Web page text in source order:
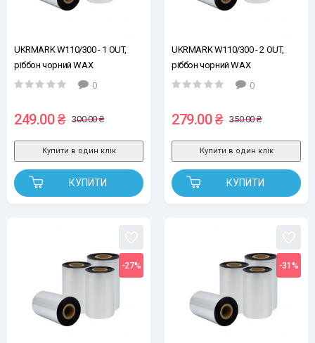
UKRMARK W110/300 - 1 OUT,
ріббон чорний WAX
110mm*300m, намотка OUT, 1
0
249.00 ₴ 300.00 ₴
КУПИТИ
Купити в один клік
UKRMARK W110/300 - 2 OUT,
ріббон чорний WAX
110mm*300m, намотка OUT, 2
0
279.00 ₴ 350.00 ₴
КУПИТИ
Купити в один клік
-27% -31%